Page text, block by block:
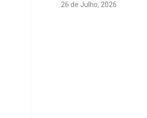
26 de Julho, 2026